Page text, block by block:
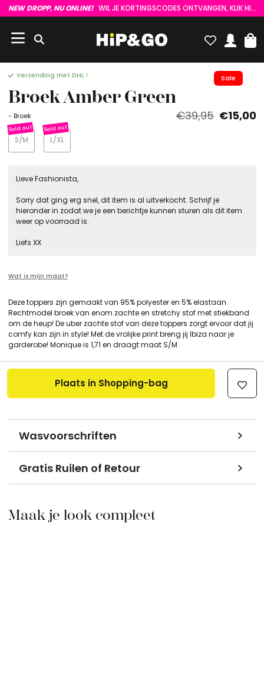
NEW DROPP, NU ONLINE! WIL JE KORTINGSCODES ONTVANGEN, KLIK HIER :)
Sale
Verzending met DHL !
Broek Amber Green
- Broek €39,95 €15,00
S/M L/XL
Lieve Fashionista,
Sorry dat ging erg snel, dit item is al uitverkocht. Schrijf je
hieronder in zodat we je een berichtje kunnen sturen als dit item
weer op voorraad is.
Liefs XX
Wat is mijn maat?
Deze toppers zijn gemaakt van 95% polyester en 5% elastaan.
Rechtmodel broek van enom zachte en stretchy stof met stiekband
om de heup! De uber zachte stof van deze toppers zorgt ervoor dat jij
comfy kan zijn in style! Met de vrolijke print breng jij Ibiza naar je
garderobe! Monique is 1,71 en draagt maat S/M
Wasvoorschriften
Gratis Ruilen of Retour
Plaats in Shopping-bag
Maak je look compleet